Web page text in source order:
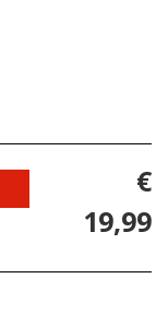
€
19,99